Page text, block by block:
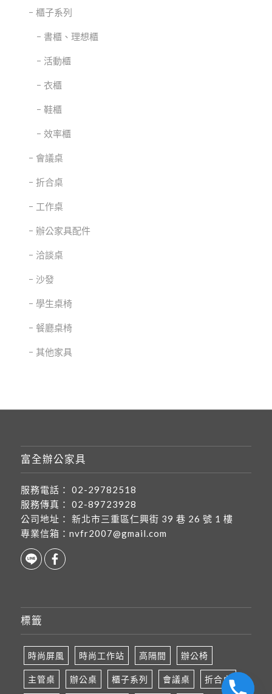
櫃子系列
書櫃、理想櫃
活動櫃
衣櫃
鞋櫃
效率櫃
會議桌
折合桌
工作桌
辦公家具配件
洽談桌
沙發
學生桌椅
餐廳桌椅
其他家具
富全辦公家具
服務電話：
02-29782518
服務傳真：
02-89723928
公司地址：
新北市三重區仁興街 39 巷 26 號 1 樓
專業信箱： nvfr2007@gmail.com
標籤
時尚屏風 時尚工作站 高隔間 辦公椅
主管桌 辦公桌 櫃子系列 會議桌 折合桌